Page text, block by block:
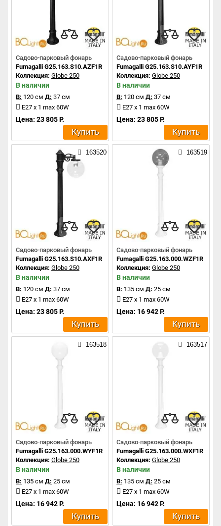
Садово-парковый фонарь
Fumagalli G25.163.S10.AZF1R
Коллекция: Globe 250
В наличии
В: 120 см Д: 37 см
E27 x 1 max 60W
Цена: 23 805 Р.
Купить
Садово-парковый фонарь
Fumagalli G25.163.S10.AYF1R
Коллекция: Globe 250
В наличии
В: 120 см Д: 37 см
E27 x 1 max 60W
Цена: 23 805 Р.
Купить
163520
Садово-парковый фонарь
Fumagalli G25.163.S10.AXF1R
Коллекция: Globe 250
В наличии
В: 120 см Д: 37 см
E27 x 1 max 60W
Цена: 23 805 Р.
Купить
163519
Садово-парковый фонарь
Fumagalli G25.163.000.WZF1R
Коллекция: Globe 250
В наличии
В: 135 см Д: 25 см
E27 x 1 max 60W
Цена: 16 942 Р.
Купить
163518
Садово-парковый фонарь
Fumagalli G25.163.000.WYF1R
Коллекция: Globe 250
В наличии
В: 135 см Д: 25 см
E27 x 1 max 60W
Цена: 16 942 Р.
Купить
163517
Садово-парковый фонарь
Fumagalli G25.163.000.WXF1R
Коллекция: Globe 250
В наличии
В: 135 см Д: 25 см
E27 x 1 max 60W
Цена: 16 942 Р.
Купить